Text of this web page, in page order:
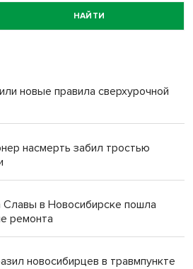
НАЙТИ
новые правила сверхурочной
насмерть забил тростью
в Новосибирске пошла
ремонта
новосибирцев в травмпункте